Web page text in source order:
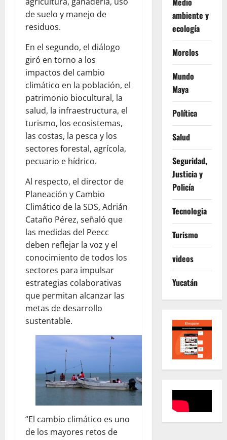
de suelo y manejo de
residuos.
En el segundo, el diálogo
giró en torno a los
impactos del cambio
climático en la población, el
patrimonio biocultural, la
salud, la infraestructura, el
turismo, los ecosistemas,
las costas, la pesca y los
sectores forestal, agrícola,
pecuario e hídrico.
Al respecto, el director de
Planeación y Cambio
Climático de la SDS, Adrián
Cataño Pérez, señaló que
las medidas del Peecc
deben reflejar la voz y el
conocimiento de todos los
sectores para impulsar
estrategias colaborativas
que permitan alcanzar las
metas de desarrollo
sustentable.
“El cambio climático es uno
de los mayores retos de
ambiente y
ecología
Morelos
Mundo
Maya
Política
Salud
Seguridad,
Justicia y
Policía
Tecnologia
Turismo
videos
Yucatán